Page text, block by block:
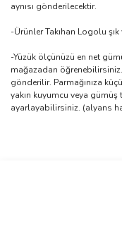
aynısı gönderilecektir.
-Ürünler Takıhan Logolu
-Yüzük ölçünüzü en net
mağazadan
gönderilir. Parmağınıza
yakın kuyumcu veya gümüş
ayarlayabilirsiniz. (alyans
Bu
Ürün resmi